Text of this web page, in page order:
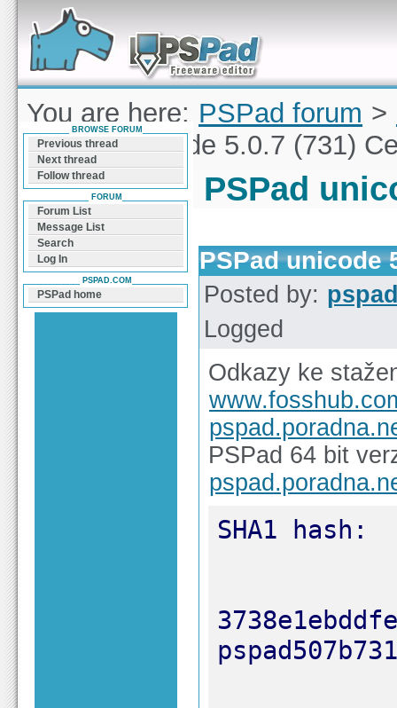
Forum can help you solve problems and quickly
find a solution with PSPad for Microsoft
Windows
You are here: PSPad forum >
PSPad unicode 5.0.7 (731)
PSPad
PSPad unicode
Posted by:
Logged
Odkazy ke
PSPad 64 bit
BROWSE FORUM
Previous thread
Next thread
Follow thread
FORUM
Forum List
Message List
Search
Log In
PSPAD.COM
PSPad home